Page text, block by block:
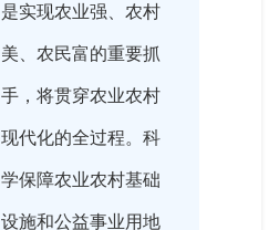
是实现农业强、农村
美、农民富的重要抓
手，将贯穿农业农村
现代化的全过程。科
学保障农业农村基础
设施和公益事业用地